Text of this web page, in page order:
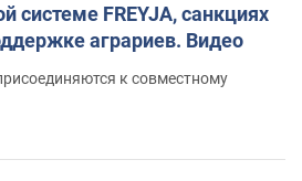
системе FREYJA, санкциях
аграриев. Видео
к совместному